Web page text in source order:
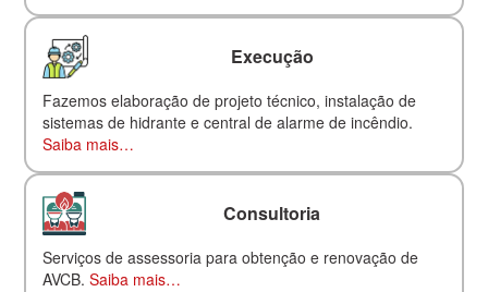
Execução
Fazemos elaboração de projeto técnico, instalação de
sistemas de hidrante e central de alarme de incêndio.
Saiba mais…
Consultoria
Serviços de assessoria para obtenção e renovação de
AVCB.Saiba mais…